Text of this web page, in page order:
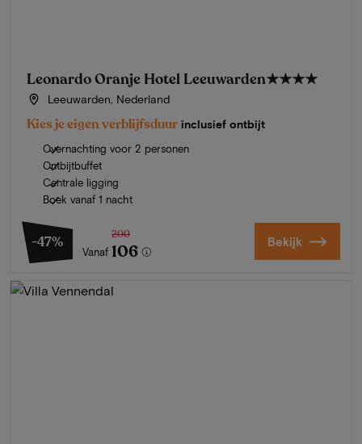
Leonardo Oranje Hotel Leeuwarden★★★★
Leeuwarden, Nederland
Kies je eigen verblijfsduur inclusief ontbijt
Overnachting voor 2 personen
Ontbijtbuffet
Centrale ligging
Boek vanaf 1 nacht
-47%
Vanaf
200
106 Bekijk